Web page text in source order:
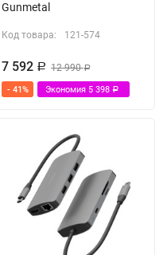
Gunmetal
Код товара: 121-574
7 592 Р 12 990Р
- 41% Экономия 5 398 Р